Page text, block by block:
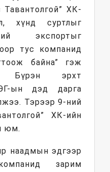
Тавантолгой” ХК-
хүнд суртлыг
экспортыг
тус компанид
байна” гэж
Бүрэн эрхт
ын дэд дарга
Тэрээр 9-ний
ХК-ийн
юм.
наадмын эдгээр
зарим